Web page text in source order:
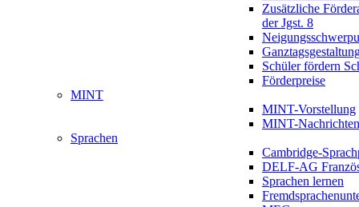
Zusätzliche
der Jgst. 8
Schüler fördern
Förderpreise
MINT
MINT-Vorstellung
MINT-Nachrichten
Sprachen
Cambridge-
DELF-AG
Sprachen lernen